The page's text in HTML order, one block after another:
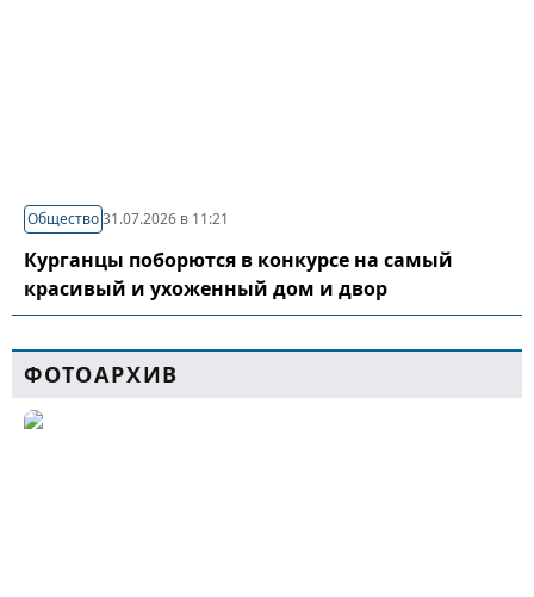
Общество31.07.2026 в 11:21
Курганцы поборются в конкурсе на самый
красивый и ухоженный дом и двор
ФОТОАРХИВ